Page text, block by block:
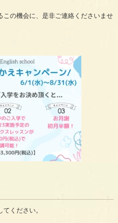
の機会に、是非ご連絡くださいませ
てください。